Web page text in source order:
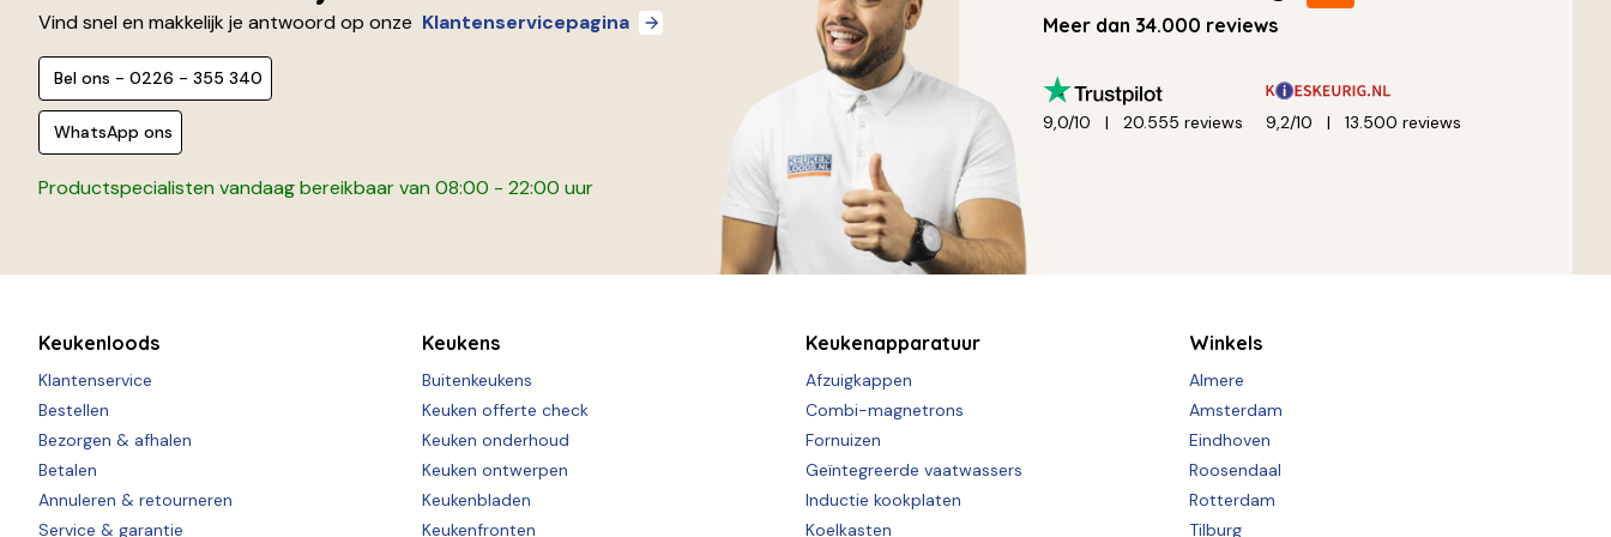
Vind snel en makkelijk je antwoord op onze Klantenservicepagina
Bel ons - 0226 - 355 340
WhatsApp ons
Productspecialisten vandaag bereikbaar van 08:00 - 22:00 uur
Meer dan 34.000 reviews
9,0/10 20.555 reviews 9,2/10 13.500 reviews
Keukenloods
Klantenservice
Bestellen
Bezorgen & afhalen
Betalen
Annuleren & retourneren
Service & garantie
Keukens
Buitenkeukens
Keuken offerte check
Keuken onderhoud
Keuken ontwerpen
Keukenbladen
Keukenfronten
Keukenapparatuur
Afzuigkappen
Combi-magnetrons
Fornuizen
Geïntegreerde vaatwassers
Inductie kookplaten
Koelkasten
Winkels
Almere
Amsterdam
Eindhoven
Roosendaal
Rotterdam
Tilburg